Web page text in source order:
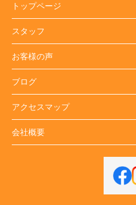
トップページ
スタッフ
お客様の声
ブログ
アクセスマップ
会社概要